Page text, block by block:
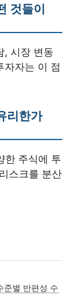
것들이
, 시장 변동
자자는 이 점
리한가
한 주식에 투
스크를 분산
준별 반편성 수